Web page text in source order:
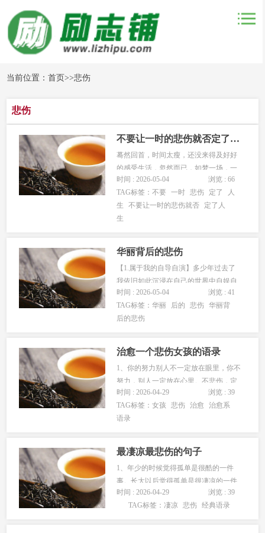
当前位置：首页>>悲伤
悲伤
不要让一时的悲伤就否定了人生
蓦然回首，时间太瘦，还没来得及好好
的感受生活，忽然而已，如梦一场，一
觉醒来，青春已悄然而逝了。工作占据
了生活的大半，睡觉又占去大半，其余
都是零碎的时间，吃喝拉撒睡，陪陪孩
子，看会电视，一天就这样过去了。很
的...
时间 : 2026-05-04
浏览 : 66
TAG标签：不要 一时 悲伤 定了
人
生
不要让一时的悲伤就否
定了人
生
华丽背后的悲伤
【1.属于我的自导自演】多少年过去了
我依旧如此沉浸在自己的世界中自娱自
乐从前的狂妄早就已无踪影曾经一直觉
得我想的事总在我的命定之中无一逃脱
曾庆幸我是多么幸运在我意料之中的事
到几年后才发现那都是自己自导自演...
时间 : 2026-05-04
浏览 : 41
TAG标签：华丽 后的 悲伤 华丽背
后的悲伤
治愈一个悲伤女孩的语录
1、你的努力别人不一定放在眼里，你不
努力，别人一定放在心里。不悲伤，定
会快乐。不犹豫，定会坚持。因为我
穷！所以要奋！因为我穷！所以有志！
因为我穷！所以坚强！早安，共勉!!2、
时间 : 2026-04-29
浏览 : 39
TAG标签：女孩 悲伤 治愈
治愈系
语录
最凄凉最悲伤的句子
1、年少的时候觉得孤单是很酷的一件
事。长大以后觉得孤单是很凄凉的一件
事。现在我觉得孤单不是一件事。有时
候人所需要的是真正的绝望。真正的绝
时间 : 2026-04-29
浏览 : 39
TAG标签：凄凉 悲伤 经典语录